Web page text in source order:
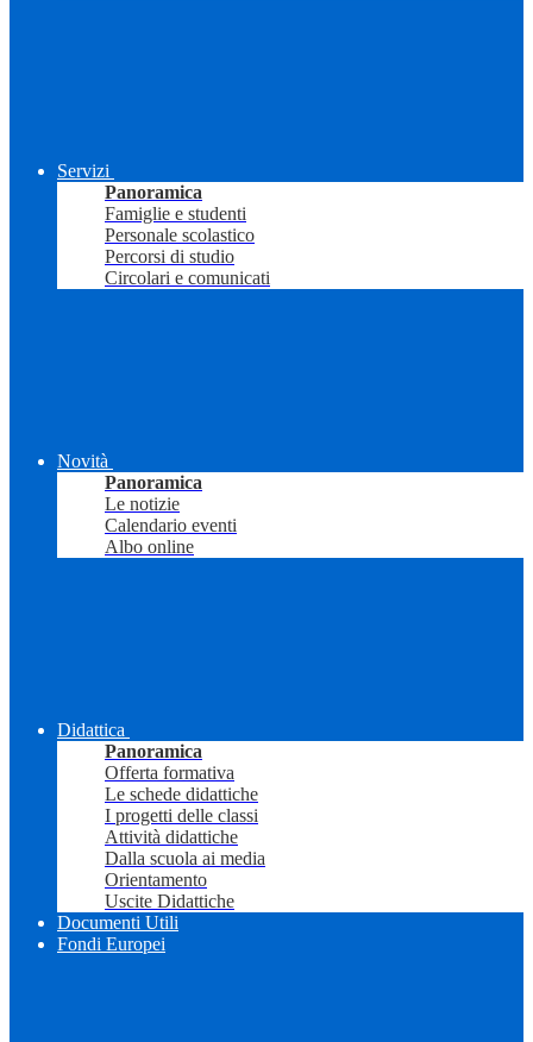
Servizi
Panoramica
Famiglie e studenti
Personale scolastico
Percorsi di studio
Circolari e comunicati
Novità
Panoramica
Le notizie
Calendario eventi
Albo online
Didattica
Panoramica
Offerta formativa
Le schede didattiche
I progetti delle classi
Attività didattiche
Dalla scuola ai media
Orientamento
Uscite Didattiche
Documenti Utili
Fondi Europei